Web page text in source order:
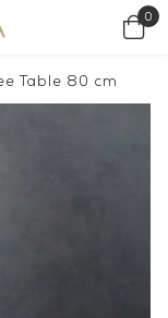
0
Table 80 cm